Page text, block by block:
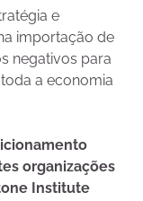
e
importação de
negativos para
a economia
organizações
Institute